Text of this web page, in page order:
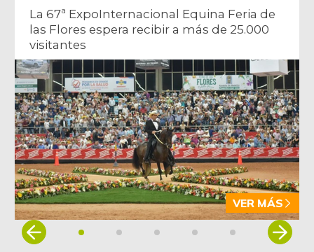
La 67ª ExpoInternacional Equina Feria de
las Flores espera recibir a más de 25.000
visitantes
VER MÁS
Item